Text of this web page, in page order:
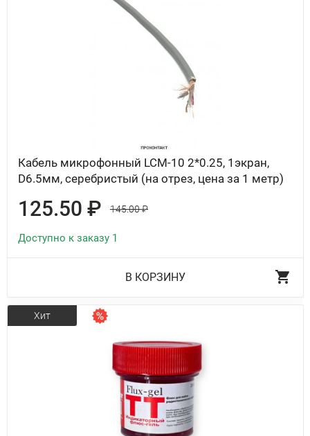
Кабель микрофонный LCM-10 2*0.25, 1экран,
D6.5мм, серебристый (на отрез, цена за 1 метр)
125.50 ₽ 145.00 ₽
Доступно к заказу 1
В КОРЗИНУ
Хит